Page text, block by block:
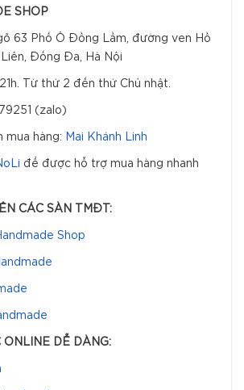
SHOP
63 Phố Ô Đồng Lầm, đường ven Hồ
Liên, Đống Đa, Hà Nội
Từ thứ 2 đến thứ Chủ nhật.
(zalo)
mua hàng: Mai Khánh Linh
để được hỗ trợ mua hàng nhanh
CÁC SÀN TMĐT:
Shop
DỄ DÀNG: